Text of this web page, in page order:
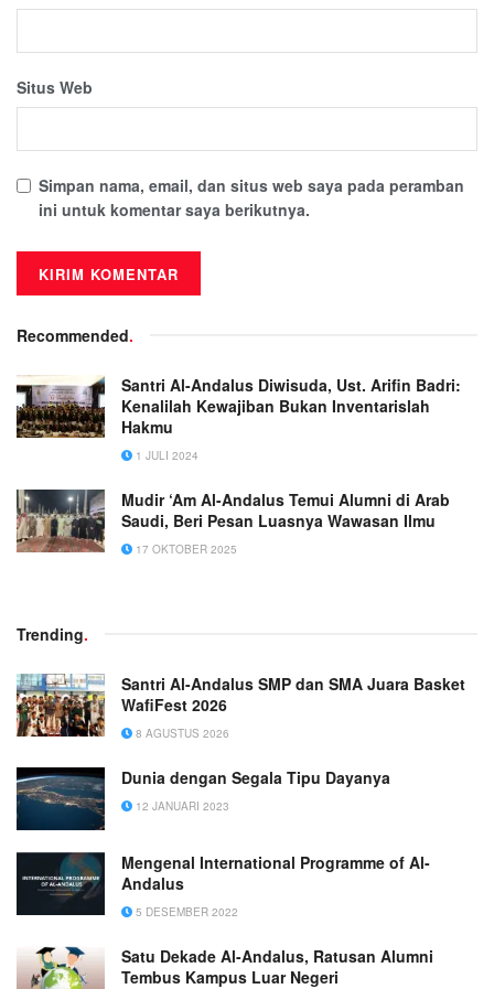
Situs Web
Simpan nama, email, dan situs web saya pada peramban
ini untuk komentar saya berikutnya.
Recommended.
Santri Al-Andalus Diwisuda, Ust. Arifin Badri:
Kenalilah Kewajiban Bukan Inventarislah
Hakmu
1 JULI 2024
Mudir ‘Am Al-Andalus Temui Alumni di Arab
Saudi, Beri Pesan Luasnya Wawasan Ilmu
17 OKTOBER 2025
Trending.
Santri Al-Andalus SMP dan SMA Juara Basket
WafiFest 2026
8 AGUSTUS 2026
Dunia dengan Segala Tipu Dayanya
12 JANUARI 2023
Mengenal International Programme of Al-
Andalus
5 DESEMBER 2022
Satu Dekade Al-Andalus, Ratusan Alumni
Tembus Kampus Luar Negeri